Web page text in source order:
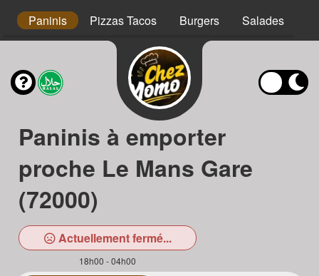
Paninis Pizzas Tacos Burgers Salades
Paninis à emporter
proche Le Mans Gare
(72000)
Actuellement fermé...
18h00 - 04h00